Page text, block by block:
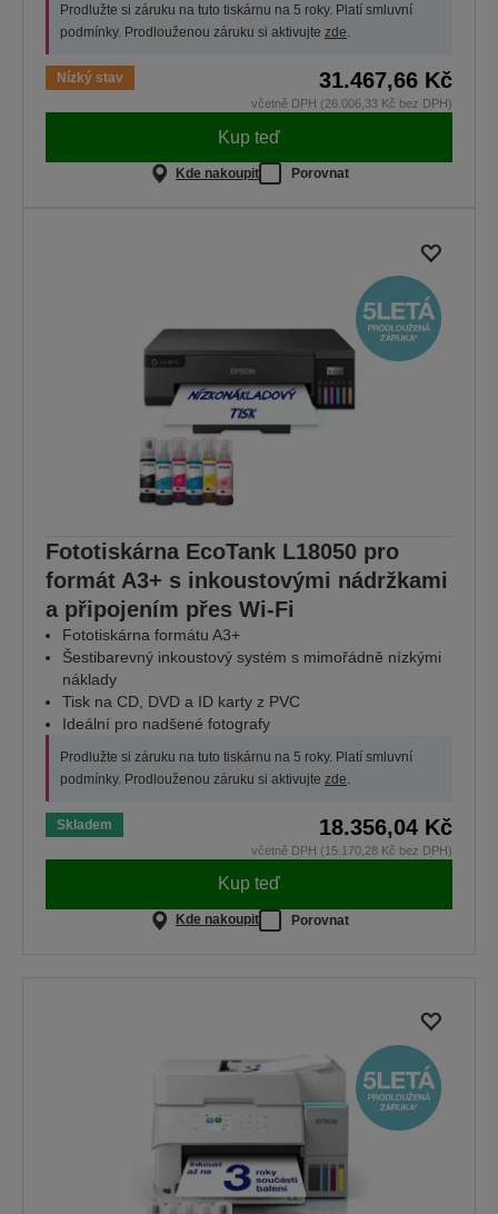
Prodlužte si záruku na tuto tiskárnu na 5 roky. Platí smluvní
podmínky. Prodlouženou záruku si aktivujte zde.
Nízký stav 31.467,66 Kč
včetně DPH (26.006,33 Kč bez DPH)
Kup teď
Kde nakoupit Porovnat
Fototiskárna EcoTank L18050 pro
formát A3+ s inkoustovými nádržkami
a připojením přes Wi-Fi
Fototiskárna formátu A3+
Šestibarevný inkoustový systém s mimořádně nízkými
náklady
Tisk na CD, DVD a ID karty z PVC
Ideální pro nadšené fotografy
Prodlužte si záruku na tuto tiskárnu na 5 roky. Platí smluvní
podmínky. Prodlouženou záruku si aktivujte zde
Skladem 18.356,04 Kč
včetně DPH (15.170,28 Kč bez DPH)
Kup teď
Kde nakoupit Porovnat